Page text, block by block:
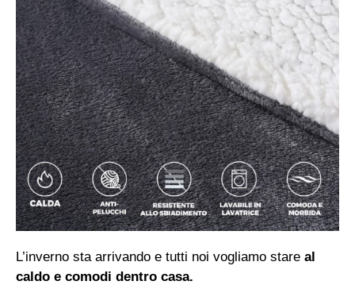
L’inverno sta arrivando e tutti noi vogliamo stare al
caldo e comodi dentro casa.